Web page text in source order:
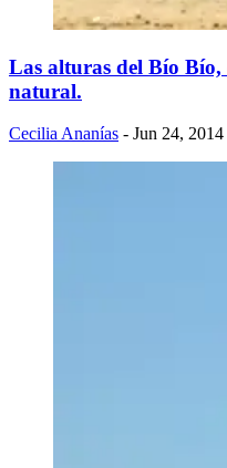
Las alturas del Bío Bío,
natural.
Cecilia Ananías - Jun 24, 2014